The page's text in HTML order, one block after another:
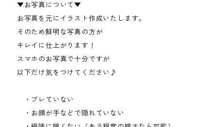
▼お写真について▼
お写真を元にイラスト作成いたします。
そのため鮮明な写真の方が
キレイに仕上がります！
スマホのお写真で十分ですが
以下だけ気をつけてください♪
・ブレていない
・お顔が手などで隠れていない